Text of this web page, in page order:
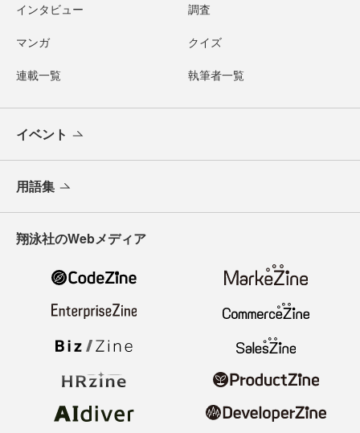
インタビュー 調査
マンガ クイズ
連載一覧 執筆者一覧
イベント
用語集
翔泳社のWebメディア